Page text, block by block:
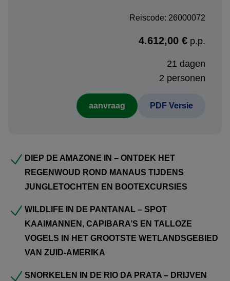
naar apen, kaaimannen en kleurrijke vogels.
reist u naar de uitgestrekte wetlands
, een van de beste plekken in Zuid-
Amerika om wildlife te spotten. Tijdens safari’s,
boottochten en wandelingen door dit natuurgebied kunt u
capibara’s, kaaimannen, reuzenotters en met wat geluk
zelfs een jaguar zien.
een van de meest bijzondere natuurervaringen van
Brazilië: snorkelen in deRio da Prata tussen tropische
vissen. Ook het indrukwekkende vogelgebiedBuraco das
Araraslaat een onvergetelijke indruk achter.
donderende watervallen.
Reiscode: 26000072
4.612,00 € p.p.
21 dagen
2 personen
aanvraag PDF Versie
DIEP DE AMAZONE IN – ONTDEK HET
REGENWOUD ROND MANAUS TIJDENS
JUNGLETOCHTEN EN BOOTEXCURSIES
WILDLIFE IN DE PANTANAL – SPOT
KAAIMANNEN, CAPIBARA’S EN TALLOZE
VOGELS IN HET GROOTSTE WETLANDSGEBIED
VAN ZUID-AMERIKA
SNORKELEN IN DE RIO DA PRATA – DRIJVEN